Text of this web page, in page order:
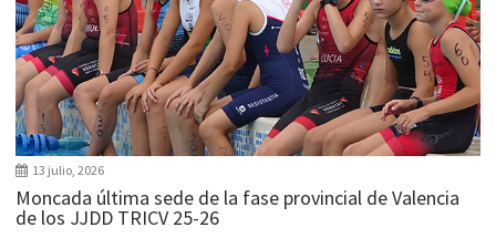
13 julio, 2026
Moncada última sede de la fase provincial de Valencia
de los JJDD TRICV 25-26